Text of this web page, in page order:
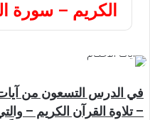
الكريم – سورة
في الدرس التسعون من
– تلاوة القرآن الكريم –